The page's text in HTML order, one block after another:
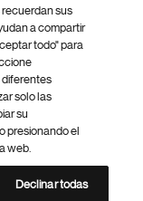
del sitio
recuerdan sus
a compartir
todo" para
diferentes
solo las
su
presionando el
web.
Declinar todas